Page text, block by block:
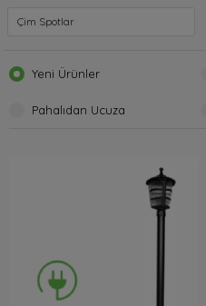
Çim Spotlar
Yeni Ürünler
Pahalıdan Ucuza